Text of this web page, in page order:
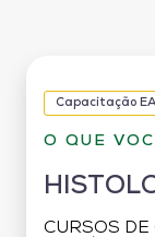
Capacitação
O QUE
CURSOS